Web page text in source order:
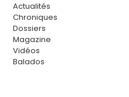
Actualités
Chroniques
Dossiers
Magazine
Vidéos
Balados